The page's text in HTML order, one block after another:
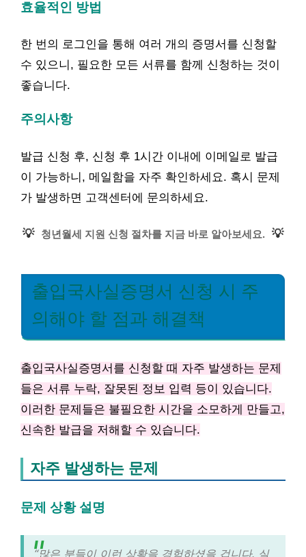
효율적인 방법
한 번의 로그인을 통해 여러 개의 증명서를 신청할
수 있으니, 필요한 모든 서류를 함께 신청하는 것이
좋습니다.
주의사항
발급 신청 후, 신청 후 1시간 이내에 이메일로 발급
이 가능하니, 메일함을 자주 확인하세요. 혹시 문제
가 발생하면 고객센터에 문의하세요.
💡 청년월세 지원 신청 절차를 지금 바로 알아보세요. 💡
출입국사실증명서 신청 시 주
의해야 할 점과 해결책
출입국사실증명서를 신청할 때 자주 발생하는 문제
들은 서류 누락, 잘못된 정보 입력 등이 있습니다.
이러한 문제들은 불필요한 시간을 소모하게 만들고,
신속한 발급을 저해할 수 있습니다.
자주 발생하는 문제
문제 상황 설명
“많은 분들이 이런 상황을 경험하셨을 겁니다. 실